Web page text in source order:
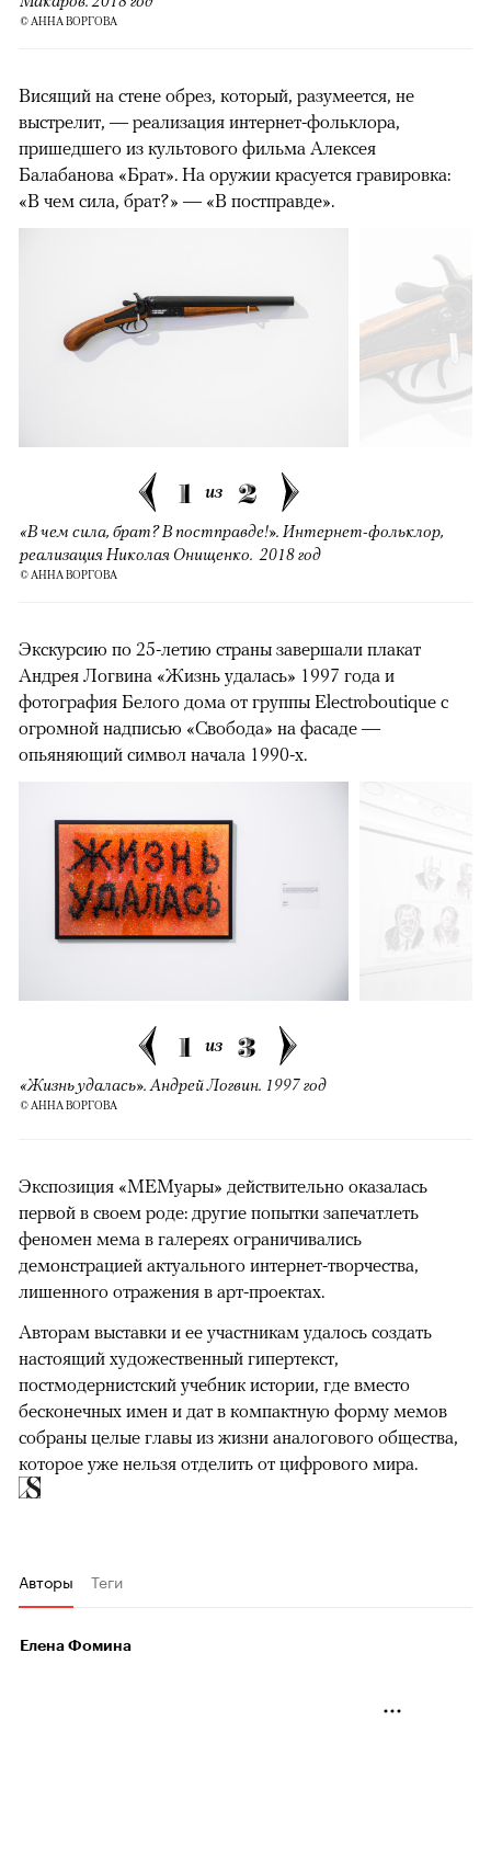
© АННА ВОРГОВА
Висящий на стене обрез, который, разумеется, не
выстрелит, — реализация интернет-фольклора,
пришедшего из культового фильма Алексея
Балабанова «Брат». На оружии красуется гравировка:
«В чем сила, брат?» — «В постправде».
1 из 2
«В чем сила, брат? В постправде!». Интернет-фольклор,
реализация Николая Онищенко. 2018 год
© АННА ВОРГОВА
Экскурсию по 25-летию страны завершали плакат
Андрея Логвина «Жизнь удалась» 1997 года и
фотография Белого дома от группы Electroboutique с
огромной надписью «Свобода» на фасаде —
опьяняющий символ начала 1990-х.
1 из 3
«Жизнь удалась». Андрей Логвин. 1997 год
© АННА ВОРГОВА
Экспозиция «МЕМуары» действительно оказалась
первой в своем роде: другие попытки запечатлеть
феномен мема в галереях ограничивались
демонстрацией актуального интернет-творчества,
лишенного отражения в арт-проектах.
Авторам выставки и ее участникам удалось создать
настоящий художественный гипертекст,
постмодернистский учебник истории, где вместо
бесконечных имен и дат в компактную форму мемов
собраны целые главы из жизни аналогового общества,
которое уже нельзя отделить от цифрового мира.
Авторы Теги
Елена Фомина